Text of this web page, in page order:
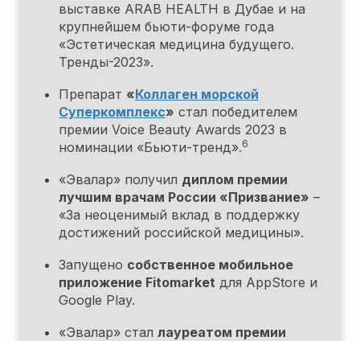
выставке ARAB HEALTH в Дубае и на
крупнейшем бьюти-форуме года
«Эстетическая медицина будущего.
Тренды-2023».
Препарат «Коллаген морской
Суперкомплекс» стал победителем
премии Voice Beauty Awards 2023 в
номинации «Бьюти-тренд».6
«Эвалар» получил диплом премии
лучшим врачам России «Призвание» –
«За неоценимый вклад в поддержку
достижений российской медицины».
Запущено собственное мобильное
приложение Fitomarket для AppStore и
Google Play.
«Эвалар» стал лауреатом премии